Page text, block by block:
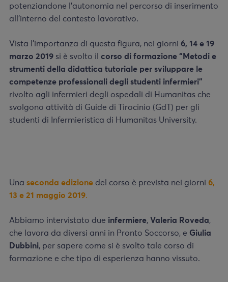
potenziandone l’autonomia nel percorso di inserimento
all’interno del contesto lavorativo.
Vista l’importanza di questa figura, nei giorni 6, 14 e 19
marzo 2019 si è svolto il corso di formazione “Metodi e
strumenti della didattica tutoriale per sviluppare le
competenze professionali degli studenti infermieri”
rivolto agli infermieri degli ospedali di Humanitas che
svolgono attività di Guide di Tirocinio (GdT) per gli
studenti di Infermieristica di Humanitas University.
Una seconda edizione del corso è prevista nei giorni 6,
13 e 21 maggio 2019.
Abbiamo intervistato due infermiere, Valeria Roveda,
che lavora da diversi anni in Pronto Soccorso, e Giulia
Dubbini, per sapere come si è svolto tale corso di
formazione e che tipo di esperienza hanno vissuto.